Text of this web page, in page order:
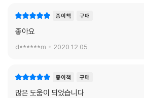
종이책 구매
좋아요
d******m 2020.12.05.
종이책 구매
많은 도움이 되었습니다